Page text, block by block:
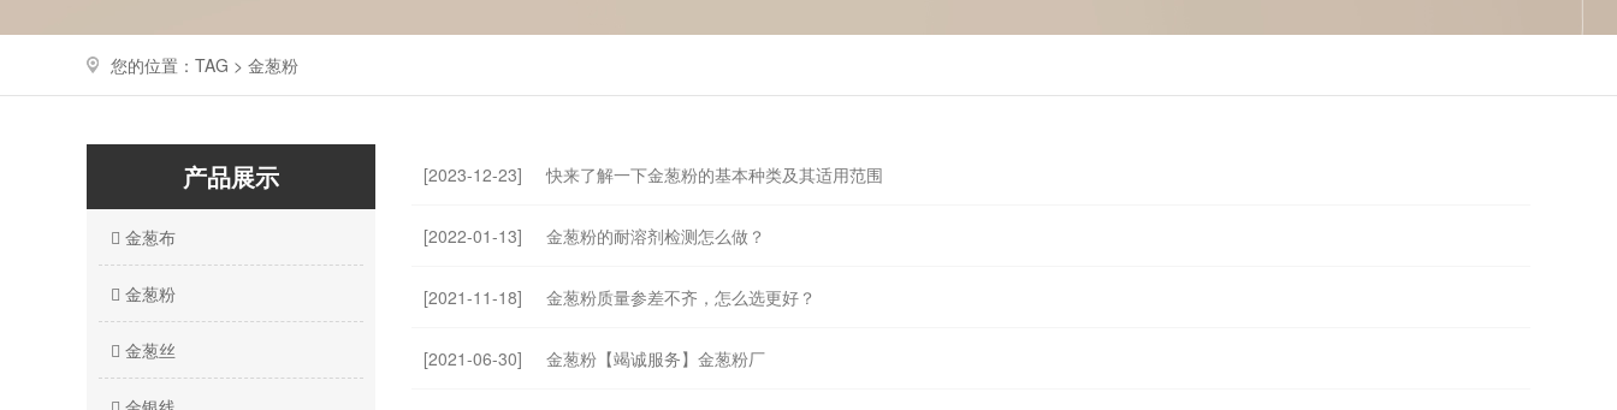
您的位置：TAG > 金葱粉
产品展示
金葱布
金葱粉
金葱丝
[2023-12-23] 快来了解一下金葱粉的基本种类及其适用范围
[2022-01-13] 金葱粉的耐溶剂检测怎么做？
[2021-11-18] 金葱粉质量参差不齐，怎么选更好？
[2021-06-30] 金葱粉【竭诚服务】金葱粉厂